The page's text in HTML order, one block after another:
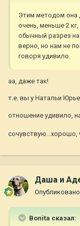
Этим методом она
очень, меньше 2
обычный разрез
верно, но нам не
говоря удивило.
аа, даже так!
т.е. вы у Натальи
отношение удивило,
сочувствую...хорошо,
Даша и
Опубликовано
Bonita сказал: